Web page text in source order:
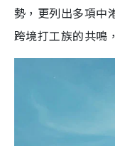
勢，更列出多項中
跨境打工族的共鳴